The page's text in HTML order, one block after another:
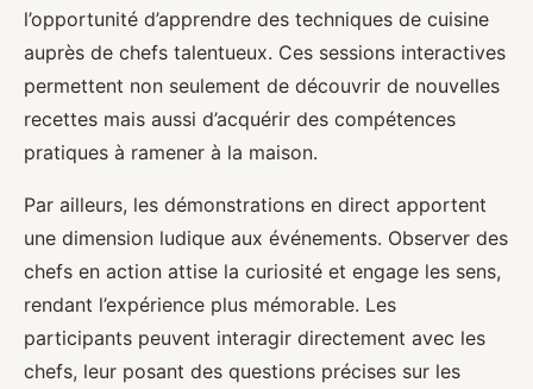
l’opportunité d’apprendre des techniques de cuisine
auprès de chefs talentueux. Ces sessions interactives
permettent non seulement de découvrir de nouvelles
recettes mais aussi d’acquérir des compétences
pratiques à ramener à la maison.
Par ailleurs, les démonstrations en direct apportent
une dimension ludique aux événements. Observer des
chefs en action attise la curiosité et engage les sens,
rendant l’expérience plus mémorable. Les
participants peuvent interagir directement avec les
chefs, leur posant des questions précises sur les